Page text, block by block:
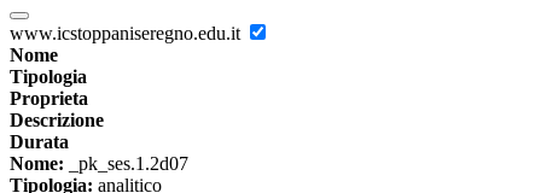
www.icstoppaniseregno.edu.it
Nome
Tipologia
Proprieta
Descrizione
Durata
Nome: _pk_ses.1.2d07
Tipologia: analitico